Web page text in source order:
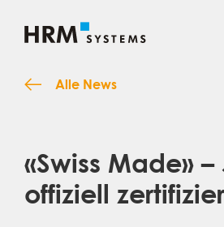
Startseite
Angebot
Jobs
Alle News
«Swiss Made»
offiziell
Telefon:+41 52 269 17 47